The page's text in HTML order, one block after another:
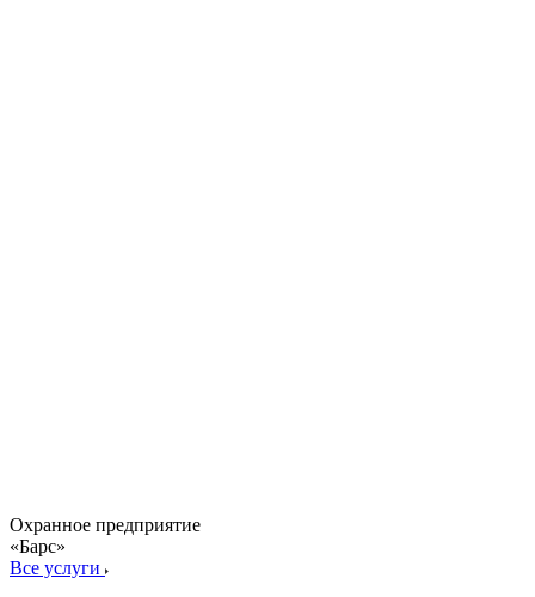
Охранное предприятие
«Барс»
Все услуги